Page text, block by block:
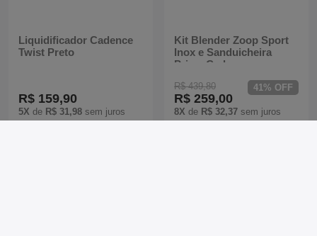
Liquidificador Cadence
Twist Preto
R$ 159,90
5X de R$ 31,98 sem juros
Kit Blender Zoop Sport
Inox e Sanduicheira
Prime Cadence
R$ 439,80
R$ 259,00
8X de R$ 32,37 sem juros
41% OFF